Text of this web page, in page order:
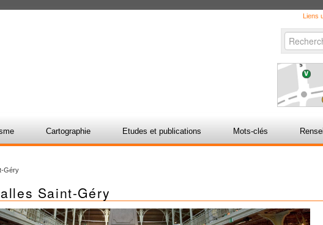
Liens
Chercher
avancée…
Cartographie Etudes et publications Mots-clés
Géry
Saint-Géry